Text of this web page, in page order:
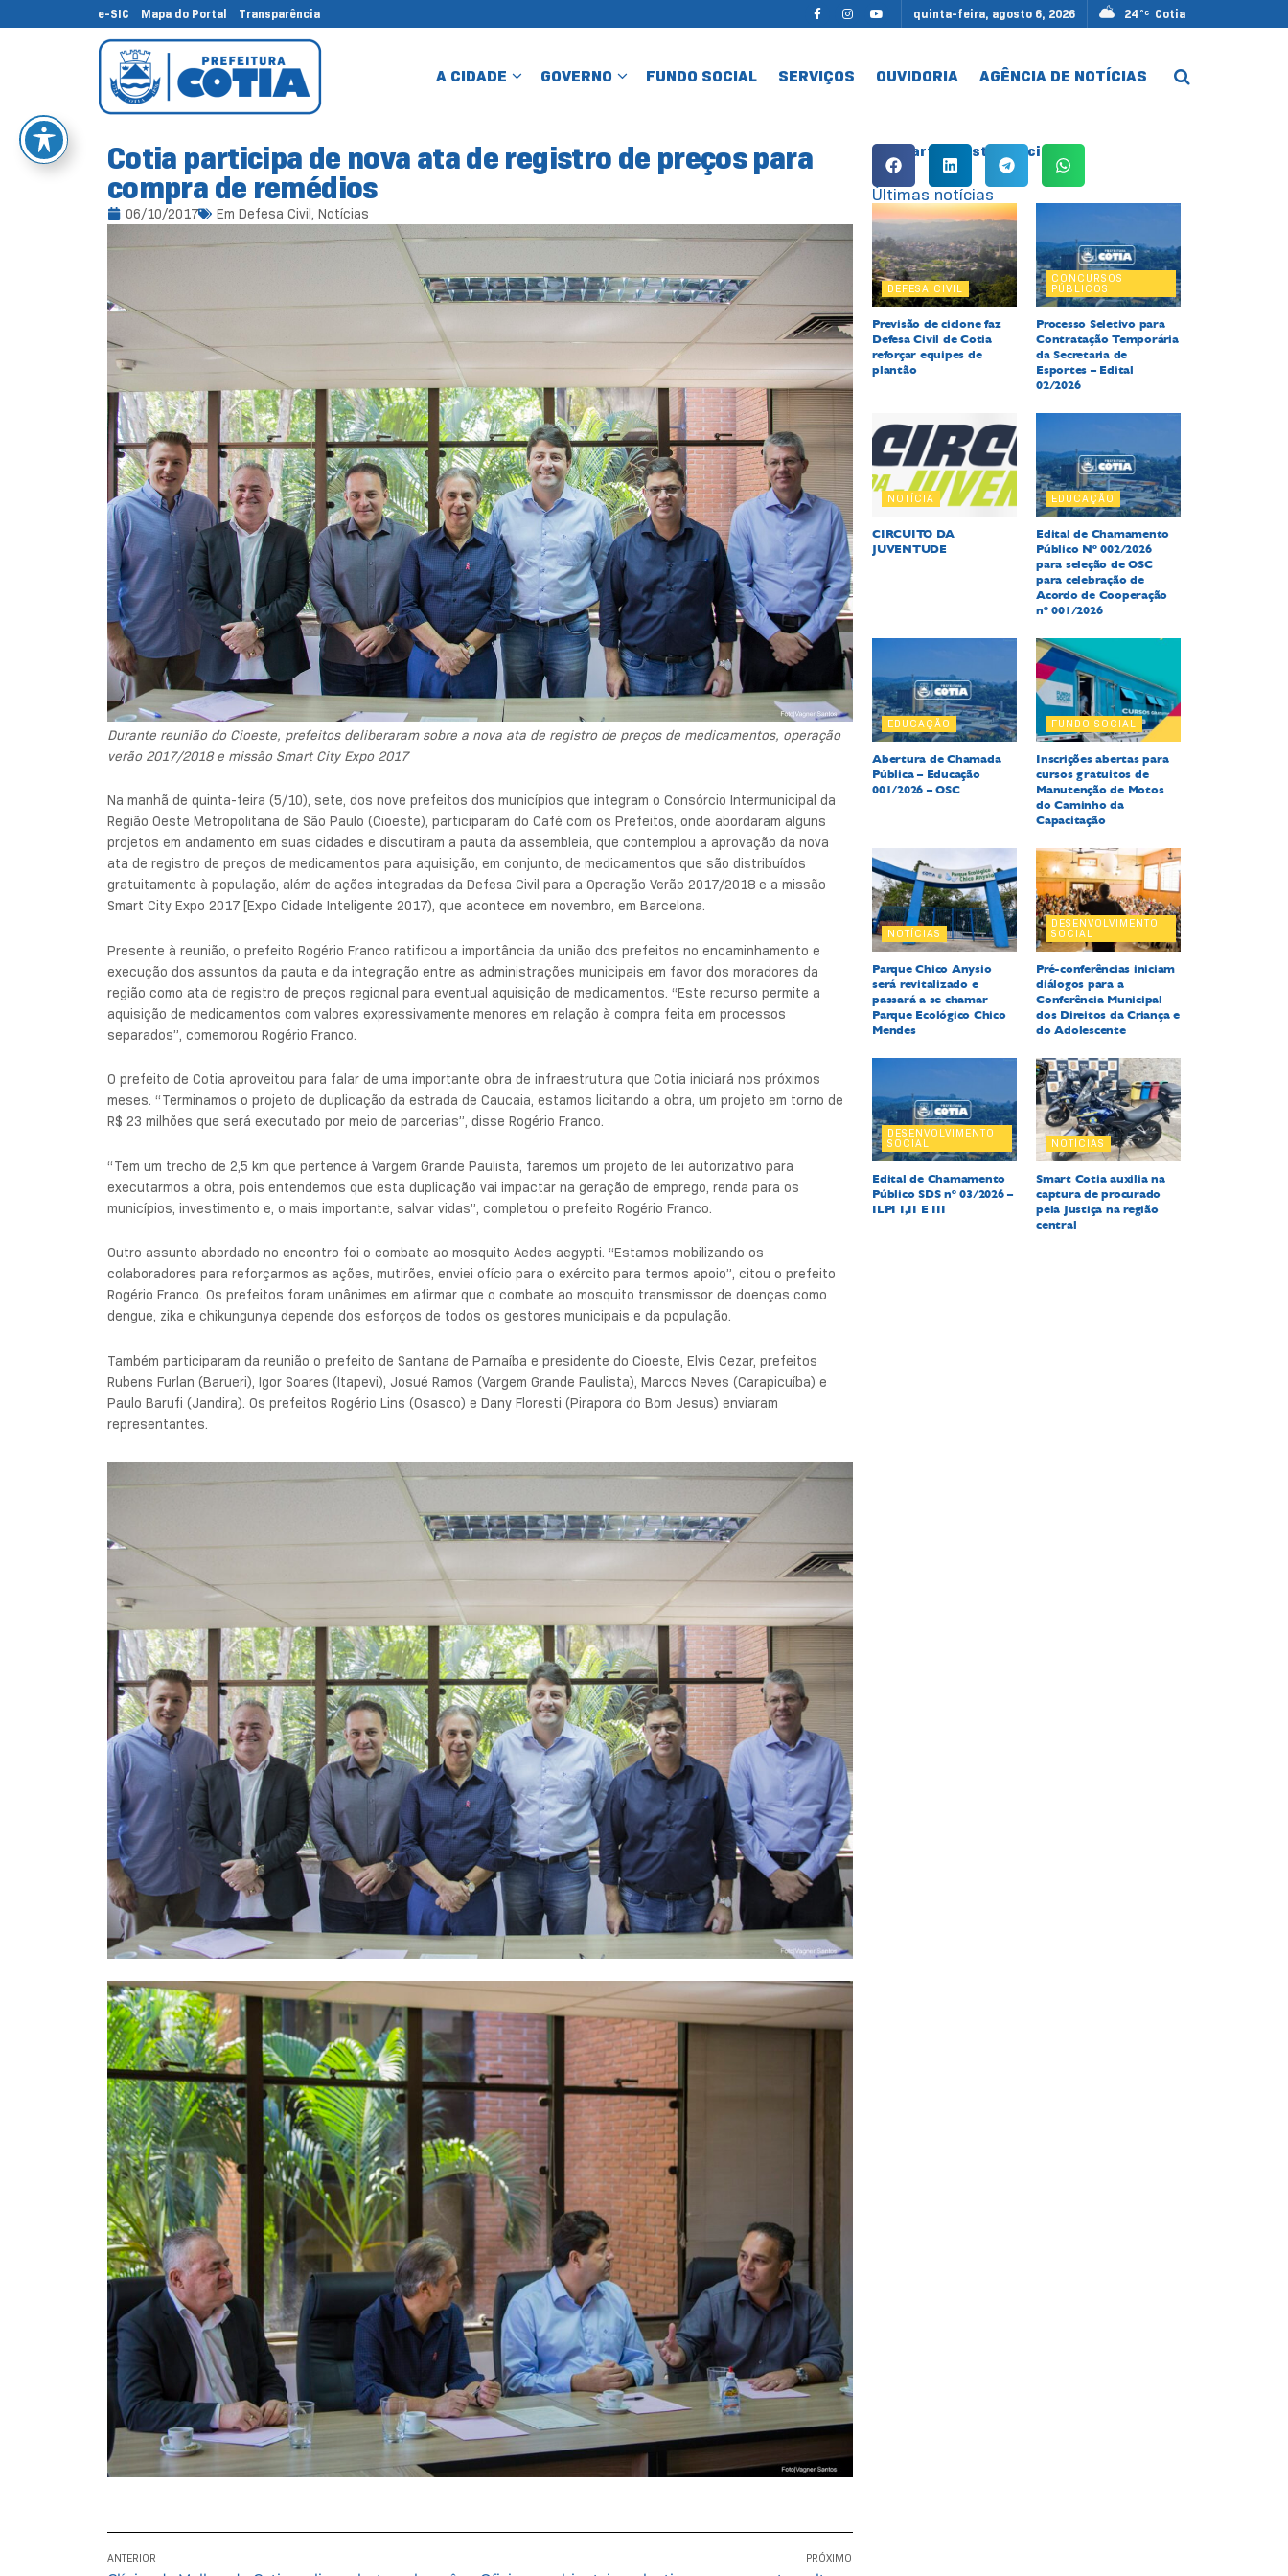
e-SIC Mapa do Portal Transparência quinta-feira, agosto 6, 2026 24 °C Cotia
A CIDADE GOVERNO FUNDO SOCIAL SERVIÇOS OUVIDORIA AGÊNCIA DE NOTÍCIAS
Cotia participa de nova ata de registro de preços para
compra de remédios
06/10/2017 Em Defesa Civil, Notícias
Durante reunião do Cioeste, prefeitos deliberaram sobre a nova ata de registro de preços de medicamentos, operação
verão 2017/2018 e missão Smart City Expo 2017
Na manhã de quinta-feira (5/10), sete, dos nove prefeitos dos municípios que integram o Consórcio Intermunicipal da
Região Oeste Metropolitana de São Paulo (Cioeste), participaram do Café com os Prefeitos, onde abordaram alguns
projetos em andamento em suas cidades e discutiram a pauta da assembleia, que contemplou a aprovação da nova
ata de registro de preços de medicamentos para aquisição, em conjunto, de medicamentos que são distribuídos
gratuitamente à população, além de ações integradas da Defesa Civil para a Operação Verão 2017/2018 e a missão
Smart City Expo 2017 [Expo Cidade Inteligente 2017), que acontece em novembro, em Barcelona.
Presente à reunião, o prefeito Rogério Franco ratificou a importância da união dos prefeitos no encaminhamento e
execução dos assuntos da pauta e da integração entre as administrações municipais em favor dos moradores da
região como ata de registro de preços regional para eventual aquisição de medicamentos. “Este recurso permite a
aquisição de medicamentos com valores expressivamente menores em relação à compra feita em processos
separados”, comemorou Rogério Franco.
O prefeito de Cotia aproveitou para falar de uma importante obra de infraestrutura que Cotia iniciará nos próximos
meses. “Terminamos o projeto de duplicação da estrada de Caucaia, estamos licitando a obra, um projeto em torno de
R$ 23 milhões que será executado por meio de parcerias”, disse Rogério Franco.
“Tem um trecho de 2,5 km que pertence à Vargem Grande Paulista, faremos um projeto de lei autorizativo para
executarmos a obra, pois entendemos que esta duplicação vai impactar na geração de emprego, renda para os
municípios, investimento e, o mais importante, salvar vidas”, completou o prefeito Rogério Franco.
Outro assunto abordado no encontro foi o combate ao mosquito Aedes aegypti. “Estamos mobilizando os
colaboradores para reforçarmos as ações, mutirões, enviei ofício para o exército para termos apoio”, citou o prefeito
Rogério Franco. Os prefeitos foram unânimes em afirmar que o combate ao mosquito transmissor de doenças como
dengue, zika e chikungunya depende dos esforços de todos os gestores municipais e da população.
Também participaram da reunião o prefeito de Santana de Parnaíba e presidente do Cioeste, Elvis Cezar, prefeitos
Rubens Furlan (Barueri), Igor Soares (Itapevi), Josué Ramos (Vargem Grande Paulista), Marcos Neves (Carapicuíba) e
Paulo Barufi (Jandira). Os prefeitos Rogério Lins (Osasco) e Dany Floresti (Pirapora do Bom Jesus) enviaram
representantes.
ANTERIOR PRÓXIMO
Compartilhe esta notícia:
Últimas notícias
DEFESA CIVIL
Previsão de ciclone faz
Defesa Civil de Cotia
reforçar equipes de
plantão
CONCURSOS
PÚBLICOS
Processo Seletivo para
Contratação Temporária
da Secretaria de
Esportes – Edital
02/2026
NOTÍCIA
CIRCUITO DA
JUVENTUDE
EDUCAÇÃO
Edital de Chamamento
Público Nº 002/2026
para seleção de OSC
para celebração de
Acordo de Cooperação
nº 001/2026
EDUCAÇÃO
Abertura de Chamada
Pública – Educação
001/2026 – OSC
FUNDO SOCIAL
Inscrições abertas para
cursos gratuitos de
Manutenção de Motos
do Caminho da
Capacitação
NOTÍCIAS
Parque Chico Anysio
será revitalizado e
passará a se chamar
Parque Ecológico Chico
Mendes
DESENVOLVIMENTO
SOCIAL
Pré-conferências iniciam
diálogos para a
Conferência Municipal
dos Direitos da Criança e
do Adolescente
DESENVOLVIMENTO
SOCIAL
Edital de Chamamento
Público SDS nº 03/2026 –
ILPI I,II E III
NOTÍCIAS
Smart Cotia auxilia na
captura de procurado
pela Justiça na região
central